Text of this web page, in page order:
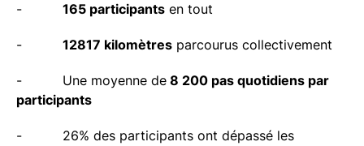
- 165 participants en tout
- 12817 kilomètres parcourus collectivement
- Une moyenne de 8 200 pas quotidiens par
participants
- 26% des participants ont dépassé les